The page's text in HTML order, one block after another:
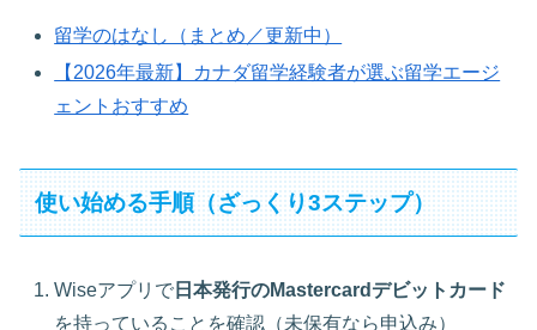
留学のはなし（まとめ／更新中）
【2026年最新】カナダ留学経験者が選ぶ留学エージ
ェントおすすめ
使い始める手順（ざっくり3ステップ）
Wiseアプリで 日本発行のMastercardデビットカード
を持っていることを確認（未保有なら申込み）